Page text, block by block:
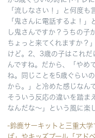
「流しなさい！」と何度も
「鬼さんに電話するよ！」
し鬼さんですか？うちの子
ちょっと来てくれますか？
けど。2、3歳の子はこれだ
んですね。だから、「やめ
ね。同じことを5歳ぐらい
から。」と冷めた感じなんで
そういう反応の違いを踏ま
なんだな～」という風に楽
-鈴鹿サーキットと三重大
ば」やキッズプール「アド